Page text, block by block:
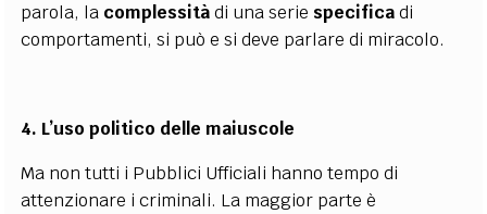
parola, la complessitàdi una serie specificadi
comportamenti, si può e si deve parlare di miracolo.
4. L’uso politico delle maiuscole
Ma non tutti i Pubblici Ufficiali hanno tempo di
attenzionare i criminali. La maggior parte è